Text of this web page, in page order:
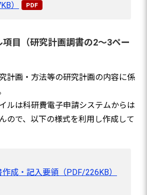
）
項目（研究計画調書の2～3ペー
計画・方法等の研究計画の内容に係
ルは科研費電子申請システムからは
ので、以下の様式を利用し作成して
成・記入要領（PDF/226KB）